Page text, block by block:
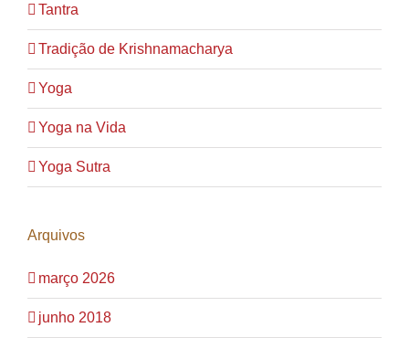
Tantra
Tradição de Krishnamacharya
Yoga
Yoga na Vida
Yoga Sutra
Arquivos
março 2026
junho 2018